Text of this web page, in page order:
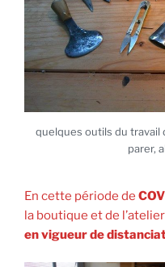
quelques outils du travail
parer,
En cette période de
la boutique et de
en vigueur de